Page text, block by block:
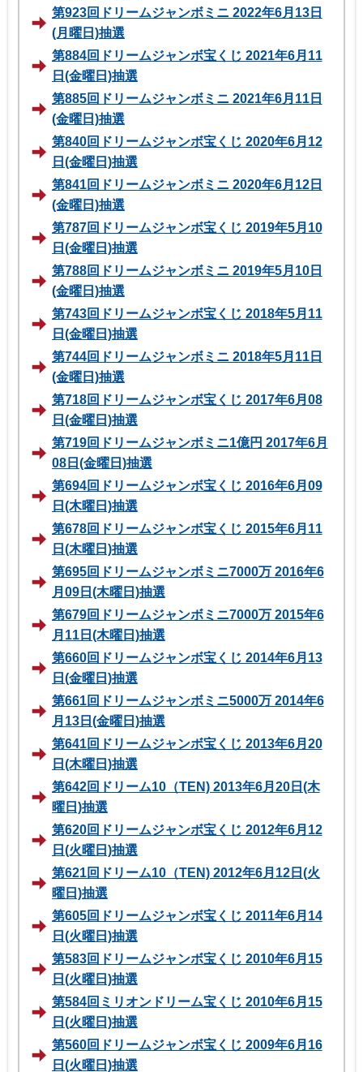
第923回ドリームジャンボミニ 2022年6月13日
(月曜日)抽選
第884回ドリームジャンボ宝くじ 2021年6月11
日(金曜日)抽選
第885回ドリームジャンボミニ 2021年6月11日
(金曜日)抽選
第840回ドリームジャンボ宝くじ 2020年6月12
日(金曜日)抽選
第841回ドリームジャンボミニ 2020年6月12日
(金曜日)抽選
第787回ドリームジャンボ宝くじ 2019年5月10
日(金曜日)抽選
第788回ドリームジャンボミニ 2019年5月10日
(金曜日)抽選
第743回ドリームジャンボ宝くじ 2018年5月11
日(金曜日)抽選
第744回ドリームジャンボミニ 2018年5月11日
(金曜日)抽選
第718回ドリームジャンボ宝くじ 2017年6月08
日(金曜日)抽選
第719回ドリームジャンボミニ1億円 2017年6月
08日(金曜日)抽選
第694回ドリームジャンボ宝くじ 2016年6月09
日(木曜日)抽選
第678回ドリームジャンボ宝くじ 2015年6月11
日(木曜日)抽選
第695回ドリームジャンボミニ7000万 2016年6
月09日(木曜日)抽選
第679回ドリームジャンボミニ7000万 2015年6
月11日(木曜日)抽選
第660回ドリームジャンボ宝くじ 2014年6月13
日(金曜日)抽選
第661回ドリームジャンボミニ5000万 2014年6
月13日(金曜日)抽選
第641回ドリームジャンボ宝くじ 2013年6月20
日(木曜日)抽選
第642回ドリーム10（TEN) 2013年6月20日(木
曜日)抽選
第620回ドリームジャンボ宝くじ 2012年6月12
日(火曜日)抽選
第621回ドリーム10（TEN) 2012年6月12日(火
曜日)抽選
第605回ドリームジャンボ宝くじ 2011年6月14
日(火曜日)抽選
第583回ドリームジャンボ宝くじ 2010年6月15
日(火曜日)抽選
第584回ミリオンドリーム宝くじ 2010年6月15
日(火曜日)抽選
第560回ドリームジャンボ宝くじ 2009年6月16
日(火曜日)抽選